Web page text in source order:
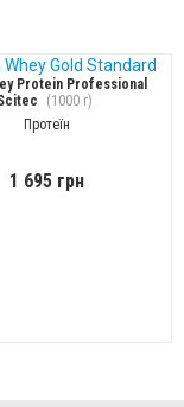
Protein Professional
(1000 г)
Протеїн
1 695 грн